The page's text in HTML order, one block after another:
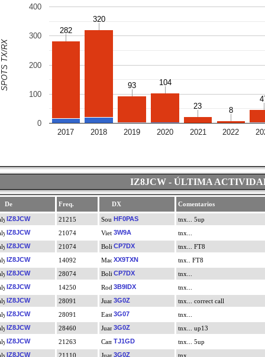
2017 2018 2019 2020 2021 2022
0
100
200
300
400
282
282
320
320
93
93 104
104
23
23 8
8
SPOTS TX/RX
IZ8JCW - ÚLTIMA
Freq. DX Comentarios
IZ8JCW 21215 HF0PAS tnx... 5up
IZ8JCW
21074 3W9A tnx...
IZ8JCW
21074 CP7DX tnx... FT8
IZ8JCW
14092 XX9TXN tnx.. FT8
IZ8JCW
28074 CP7DX tnx...
IZ8JCW
14250 3B9IDX tnx...
IZ8JCW
28091 3G0Z tnx... correct call
IZ8JCW
28091 3G07 tnx...
IZ8JCW
28460 3G0Z tnx... up13
IZ8JCW
21263 TJ1GD tnx... 5up
IZ8JCW
21110 3G0Z tnx...